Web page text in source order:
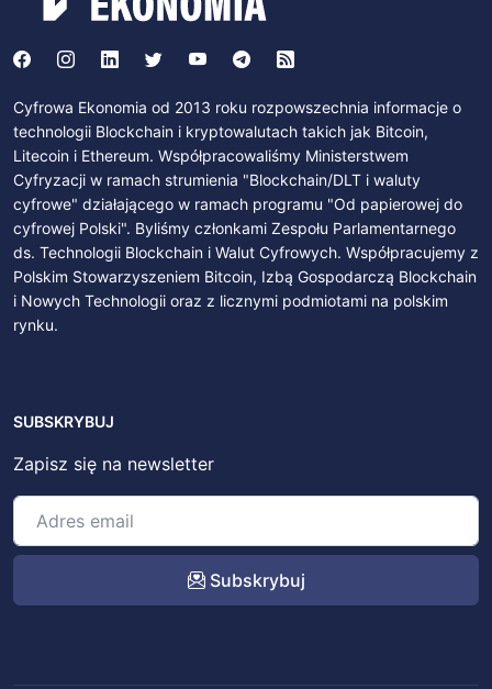
Cyfrowa Ekonomia od 2013 roku rozpowszechnia informacje o
technologii Blockchain i kryptowalutach takich jak Bitcoin,
Litecoin i Ethereum. Współpracowaliśmy Ministerstwem
Cyfryzacji w ramach strumienia "Blockchain/DLT i waluty
cyfrowe" działającego w ramach programu "Od papierowej do
cyfrowej Polski". Byliśmy członkami Zespołu Parlamentarnego
ds. Technologii Blockchain i Walut Cyfrowych. Współpracujemy z
Polskim Stowarzyszeniem Bitcoin, Izbą Gospodarczą Blockchain
i Nowych Technologii oraz z licznymi podmiotami na polskim
rynku.
SUBSKRYBUJ
Zapisz się na newsletter
Subskrybuj